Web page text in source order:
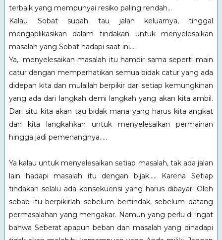
terbaik yang mempunyai resiko paling rendah...
Kalau Sobat sudah tau jalan keluarnya, tinggal
mengaplikasikan dalam tindakan untuk menyelesaikan
masalah yang Sobat hadapi saat ini....
Ya,. menyelesaikan masalah itu hampir sama seperti main
catur dengan memperhatikan semua bidak catur yang ada
didepan kita dan mulailah berpikir dari setiap kemungkinan
yang ada dari langkah demi langkah yang akan kita ambil.
Dari situ kita akan tau bidak mana yang harus kita angkat
dan kita langkahkan untuk menyelesaikan permainan
hingga jadi pemenangnya.....
Ya kalau untuk menyelesaikan setiap masalah, tak ada jalan
lain hadapi masalah itu dengan bijak..... Karena Setiap
tindakan selalu ada konsekuensi yang harus dibayar. Oleh
sebab itu berpikirlah sebelum bertindak, sebelum datang
permasalahan yang mengakar. Namun yang perlu di ingat
bahwa Seberat apapun beban dan masalah yang dihadapi